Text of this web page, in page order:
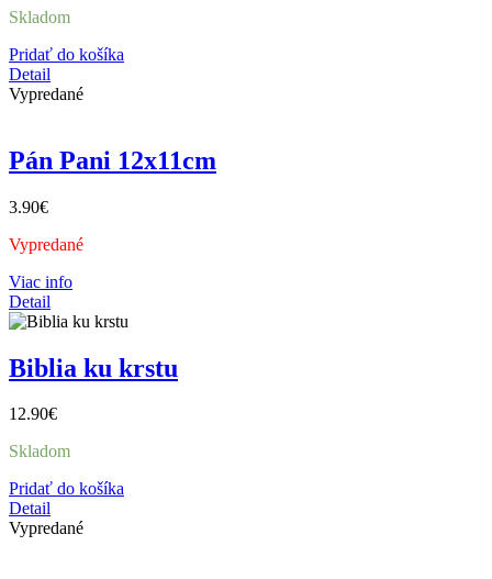
Skladom
Pridať do košíka
Detail
Vypredané
Pán Pani 12x11cm
3.90€
Vypredané
Viac info
Detail
Biblia ku krstu
12.90€
Skladom
Pridať do košíka
Detail
Vypredané